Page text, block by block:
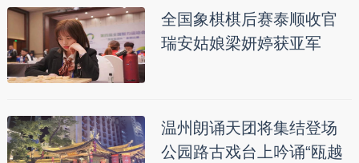
全国象棋棋后赛泰顺收官
瑞安姑娘梁妍婷获亚军
温州朗诵天团将集结登场
公园路古戏台上吟诵“瓯越